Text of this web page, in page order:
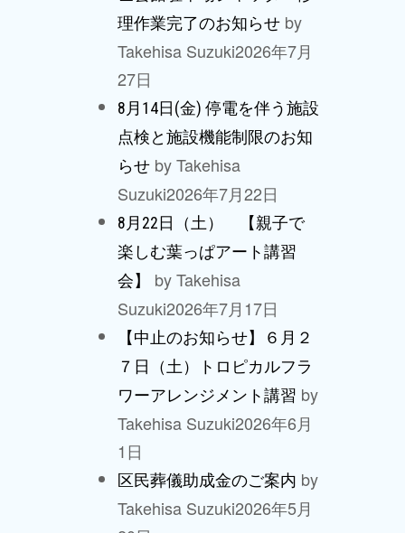
理作業完了のお知らせ by
Takehisa Suzuki2026年7月
27日
8月14日(金) 停電を伴う施設
点検と施設機能制限のお知
らせ by Takehisa
Suzuki2026年7月22日
8月22日（土） 【親子で
楽しむ葉っぱアート講習
会】
by Takehisa
Suzuki2026年7月17日
【中止のお知らせ】６月２
７日（土）トロピカルフラ
ワーアレンジメント講習 by
Takehisa Suzuki2026年6月
1日
区民葬儀助成金のご案内 by
Takehisa Suzuki2026年5月